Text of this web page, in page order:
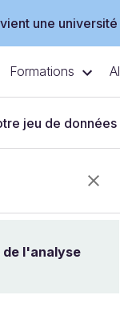
une
Formations
jeu de données
de l'analyse